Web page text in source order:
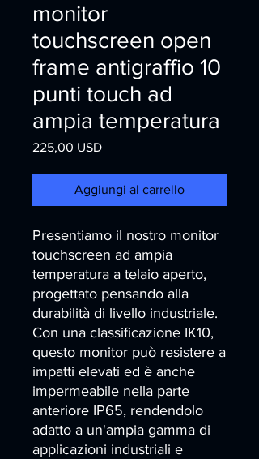
monitor
touchscreen open
frame antigraffio 10
punti touch ad
ampia temperatura
225,00 USDPrezzo
Aggiungi al carrello
Presentiamo il nostro monitor
touchscreen ad ampia
temperatura a telaio aperto,
progettato pensando alla
durabilità di livello industriale.
Con una classificazione IK10,
questo monitor può resistere a
impatti elevati ed è anche
impermeabile nella parte
anteriore IP65, rendendolo
adatto a un'ampia gamma di
applicazioni industriali e